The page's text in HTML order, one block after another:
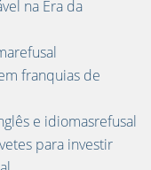
na Era da
franquias de
e idiomasrefusal
para investir